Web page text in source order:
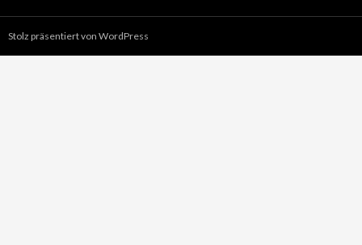
Stolz präsentiert von WordPress